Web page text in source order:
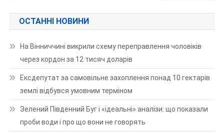
ОСТАННІ НОВИНИ
На Вінниччині викрили схему переправлення чоловіків
через кордон за 12 тисяч доларів
Ексдепутат за самовільне захоплення понад 10 гектарів
землі відбувся умовним терміном
Зелений Південний Буг і «ідеальні» аналізи: що показали
проби води і про що вони не говорять